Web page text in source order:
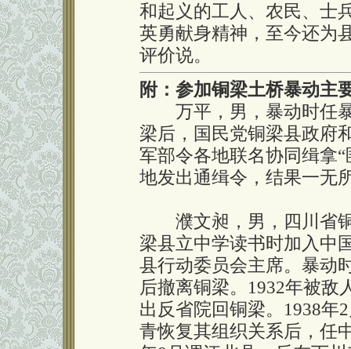
和起义的工人、农民、士
英勇献身精神，至今还为
评价说。
附：参加铜梁土桥暴动主
万平，男，暴动时任暴
梁后，国民党铜梁县政府
军部令各地联名协同缉拿
地发出通缉令，结果一无
濮文昶，男，四川省铜
梁县立中学读书时加入中
县行动委员会主席。暴动
后撤离铜梁。1932年被敌
出反省院回铜梁。1938年
青恢复其组织关系后，任